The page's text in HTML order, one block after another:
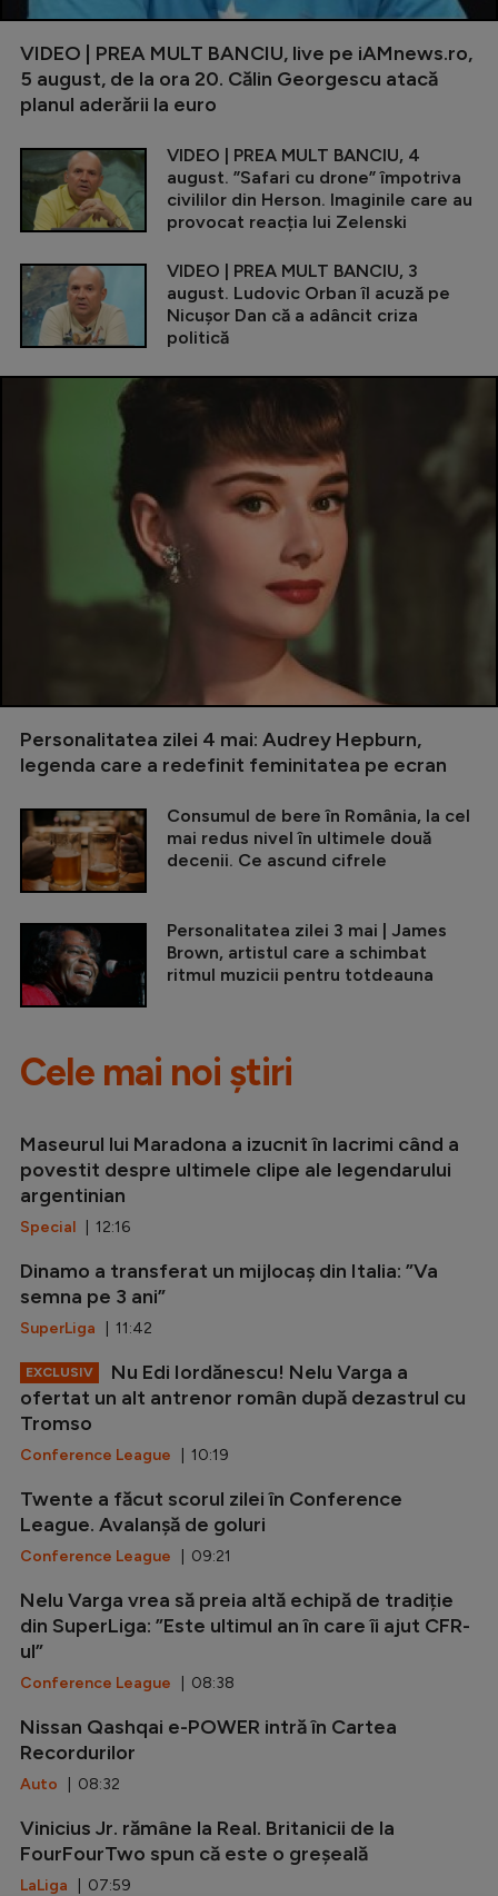
VIDEO | PREA MULT BANCIU, live pe iAMnews.ro,
5 august, de la ora 20. Călin Georgescu atacă
planul aderării la euro
VIDEO | PREA MULT BANCIU, 4
august. ”Safari cu drone” împotriva
civililor din Herson. Imaginile care au
provocat reacția lui Zelenski
VIDEO | PREA MULT BANCIU, 3
august. Ludovic Orban îl acuză pe
Nicușor Dan că a adâncit criza
politică
Personalitatea zilei 4 mai: Audrey Hepburn,
legenda care a redefinit feminitatea pe ecran
Consumul de bere în România, la cel
mai redus nivel în ultimele două
decenii. Ce ascund cifrele
Personalitatea zilei 3 mai | James
Brown, artistul care a schimbat
ritmul muzicii pentru totdeauna
Cele mai noi știri
Maseurul lui Maradona a izucnit în lacrimi când a
povestit despre ultimele clipe ale legendarului
argentinian
Special | 12:16
Dinamo a transferat un mijlocaș din Italia: ”Va
semna pe 3 ani”
SuperLiga | 11:42
EXCLUSIV
Nu Edi Iordănescu! Nelu Varga a
ofertat un alt antrenor român după dezastrul cu
Tromso
Conference League | 10:19
Twente a făcut scorul zilei în Conference
League. Avalanșă de goluri
Conference League | 09:21
Nelu Varga vrea să preia altă echipă de tradiție
din SuperLiga: ”Este ultimul an în care îi ajut CFR-
ul”
Conference League | 08:38
Nissan Qashqai e-POWER intră în Cartea
Recordurilor
Auto | 08:32
Vinicius Jr. rămâne la Real. Britanicii de la
FourFourTwo spun că este o greșeală
LaLiga | 07:59